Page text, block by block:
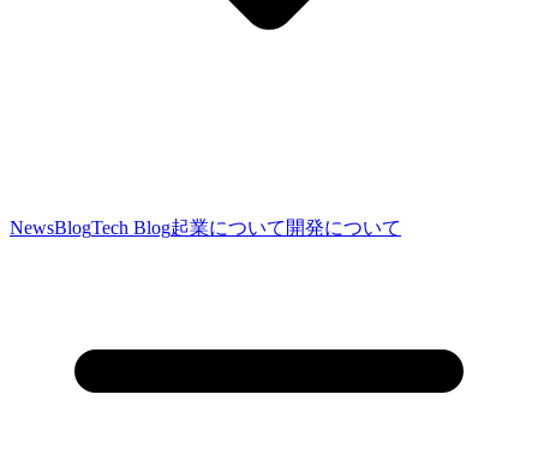
NewsBlogTech Blog起業について 開発について